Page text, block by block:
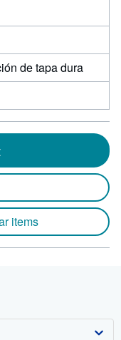
de tapa dura
items